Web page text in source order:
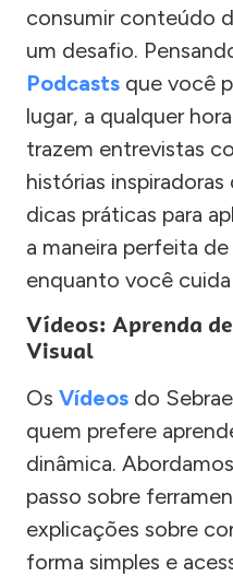
consumir conteúdo
um desafio.
Podcasts que você
lugar, a qualquer
trazem entrevistas
histórias
dicas práticas para
a maneira perfeita
enquanto você cuida
Vídeos: Aprenda
Visual
Os Vídeos do
quem prefere
dinâmica.
passo sobre
explicações sobre
forma simples e